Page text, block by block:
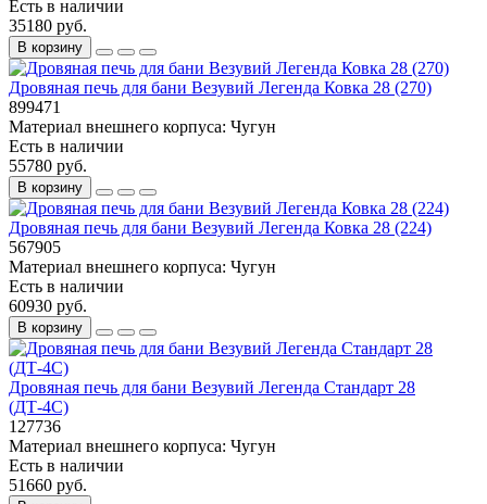
Есть в наличии
35180 руб.
В корзину
Дровяная печь для бани Везувий Легенда Ковка 28 (270)
899471
Материал внешнего корпуса: Чугун
Есть в наличии
55780 руб.
В корзину
Дровяная печь для бани Везувий Легенда Ковка 28 (224)
567905
Материал внешнего корпуса: Чугун
Есть в наличии
60930 руб.
В корзину
Дровяная печь для бани Везувий Легенда Стандарт 28
(ДТ-4С)
127736
Материал внешнего корпуса: Чугун
Есть в наличии
51660 руб.